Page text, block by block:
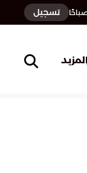
تسجيل